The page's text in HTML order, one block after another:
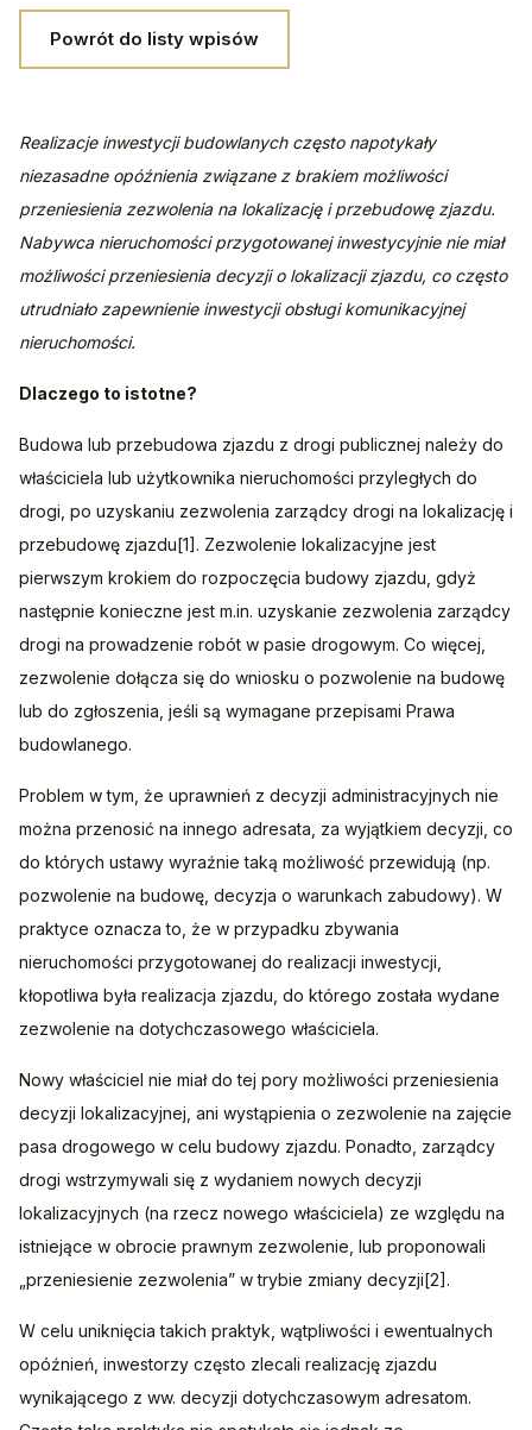
Powrót do listy wpisów
Realizacje inwestycji budowlanych często napotykały
niezasadne opóźnienia związane z brakiem możliwości
przeniesienia zezwolenia na lokalizację i przebudowę zjazdu.
Nabywca nieruchomości przygotowanej inwestycyjnie nie miał
możliwości przeniesienia decyzji o lokalizacji zjazdu, co często
utrudniało zapewnienie inwestycji obsługi komunikacyjnej
nieruchomości.
Dlaczego to istotne?
Budowa lub przebudowa zjazdu z drogi publicznej należy do
właściciela lub użytkownika nieruchomości przyległych do
drogi, po uzyskaniu zezwolenia zarządcy drogi na lokalizację i
przebudowę zjazdu[1]. Zezwolenie lokalizacyjne jest
pierwszym krokiem do rozpoczęcia budowy zjazdu, gdyż
następnie konieczne jest m.in. uzyskanie zezwolenia zarządcy
drogi na prowadzenie robót w pasie drogowym. Co więcej,
zezwolenie dołącza się do wniosku o pozwolenie na budowę
lub do zgłoszenia, jeśli są wymagane przepisami Prawa
budowlanego.
Problem w tym, że uprawnień z decyzji administracyjnych nie
można przenosić na innego adresata, za wyjątkiem decyzji, co
do których ustawy wyraźnie taką możliwość przewidują (np.
pozwolenie na budowę, decyzja o warunkach zabudowy). W
praktyce oznacza to, że w przypadku zbywania
nieruchomości przygotowanej do realizacji inwestycji,
kłopotliwa była realizacja zjazdu, do którego została wydane
zezwolenie na dotychczasowego właściciela.
Nowy właściciel nie miał do tej pory możliwości przeniesienia
decyzji lokalizacyjnej, ani wystąpienia o zezwolenie na zajęcie
pasa drogowego w celu budowy zjazdu. Ponadto, zarządcy
drogi wstrzymywali się z wydaniem nowych decyzji
lokalizacyjnych (na rzecz nowego właściciela) ze względu na
istniejące w obrocie prawnym zezwolenie, lub proponowali
„przeniesienie zezwolenia” w trybie zmiany decyzji[2].
W celu uniknięcia takich praktyk, wątpliwości i ewentualnych
opóźnień, inwestorzy często zlecali realizację zjazdu
wynikającego z ww. decyzji dotychczasowym adresatom.